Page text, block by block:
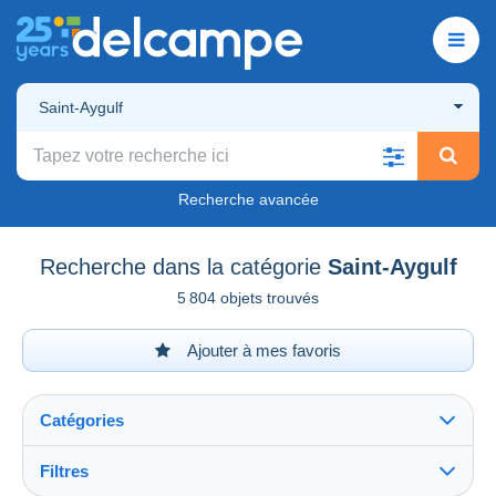
Saint-Aygulf
Recherche avancée
Recherche dans la catégorie Saint-Aygulf
5 804 objets trouvés
Ajouter à mes favoris
Catégories
Filtres